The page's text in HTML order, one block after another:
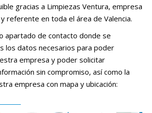
gracias a Limpiezas Ventura, empresa
referente en toda el área de Valencia.
apartado de contacto donde se
los datos necesarios para poder
empresa y poder solicitar
sin compromiso, así como la
empresa con mapa y ubicación: